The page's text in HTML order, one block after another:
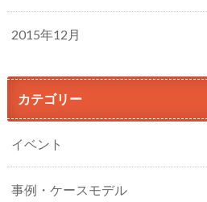
2015年12月
カテゴリー
イベント
事例・ケースモデル